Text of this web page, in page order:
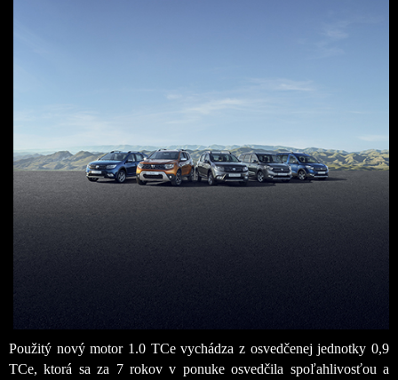
Použitý nový motor 1.0 TCe vychádza z osvedčenej jednotky 0,9
TCe, ktorá sa za 7 rokov v ponuke osvedčila spoľahlivosťou a